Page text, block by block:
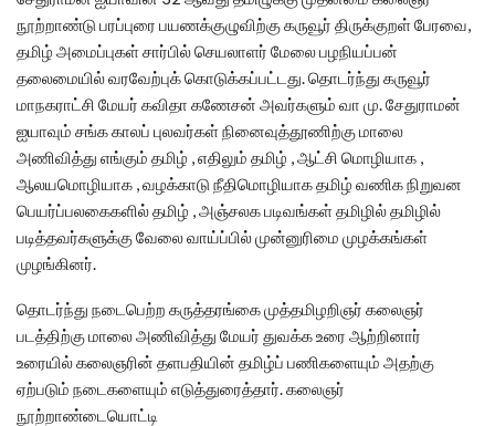
நூற்றாண்டு பரப்புரை பயணக்குழுவிற்கு கருவூர் திருக்குறள் பேரவை,
தமிழ் அமைப்புகள் சார்பில் செயலாளர் மேலை பழநியப்பன்
தலைமையில் வரவேற்புக் கொடுக்கப்பட்டது. தொடர்ந்து கருவூர்
மாநகராட்சி மேயர் கவிதா கணேசன் அவர்களும் வா மு. சேதுராமன்
ஐயாவும் சங்க காலப் புலவர்கள் நினைவுத்தூணிற்கு மாலை
அணிவித்து எங்கும் தமிழ் , எதிலும் தமிழ் , ஆட்சி மொழியாக ,
ஆலயமொழியாக , வழக்காடு நீதிமொழியாக தமிழ் வணிக நிறுவன
பெயர்ப்பலகைகளில் தமிழ் , அஞ்சலக படிவங்கள் தமிழில் தமிழில்
படித்தவர்களுக்கு வேலை வாய்ப்பில் முன்னுரிமை முழக்கங்கள்
முழங்கினர்.
தொடர்ந்து நடைபெற்ற கருத்தரங்கை முத்தமிழறிஞர் கலைஞர்
படத்திற்கு மாலை அணிவித்து மேயர் துவக்க உரை ஆற்றினார்
உரையில் கலைஞரின் தளபதியின் தமிழ்ப் பணிகளையும் அதற்கு
ஏற்படும் நடைகளையும் எடுத்துரைத்தார். கலைஞர்
நூற்றாண்டையொட்டி